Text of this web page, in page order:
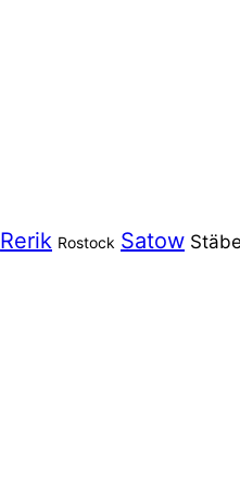
Rerik Rostock Satow